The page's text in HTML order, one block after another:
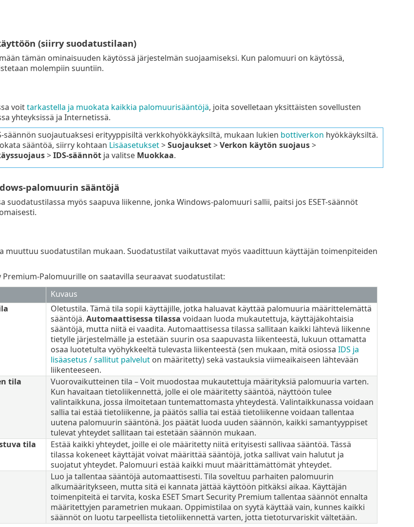
(siirry suodatustilaan)
tämän ominaisuuden käytössä järjestelmän suojaamiseksi. Kun palomuuri on käytössä,
molempiin suuntiin.
voittarkastella ja muokata kaikkia palomuurisääntöjä, joita sovelletaan yksittäisten sovellusten
yhteyksissä ja Internetissä.
säännön suojautuaksesi erityyppisiltä verkkohyökkäyksiltä, mukaan lukien bottiverkon hyökkäyksiltä.
sääntöä, siirry kohtaan Lisäasetukset>Suojaukset>Verkon käytön suojaus>
>IDS-säännötja valitse Muokkaa.
palomuurin sääntöjä
suodatustilassa myös saapuva liikenne, jonka Windows-palomuuri sallii, paitsi jos ESET-säännöt
muuttuu suodatustilan mukaan. Suodatustilat vaikuttavat myös vaadittuun käyttäjän toimenpiteiden
Premium-Palomuurille on saatavilla seuraavat suodatustilat:
Kuvaus
Oletustila. Tämä tila sopii käyttäjille, jotka haluavat käyttää palomuuria määrittelemättä
sääntöjä. Automaattisessa tilassa voidaan luoda mukautettuja, käyttäjäkohtaisia
sääntöjä, mutta niitä ei vaadita. Automaattisessa tilassa sallitaan kaikki lähtevä liikenne
tietylle järjestelmälle ja estetään suurin osa saapuvasta liikenteestä, lukuun ottamatta
osaa luotetulta vyöhykkeeltä tulevasta liikenteestä (sen mukaan, mitä osiossa IDS ja
lisäasetus / sallitut palveluton määritetty) sekä vastauksia viimeaikaiseen lähtevään
liikenteeseen.
tila
Vuorovaikutteinen tila – Voit muodostaa mukautettuja määrityksiä palomuuria varten.
Kun havaitaan tietoliikennettä, jolle ei ole määritetty sääntöä, näyttöön tulee
valintaikkuna, jossa ilmoitetaan tuntemattomasta yhteydestä. Valintaikkunassa voidaan
sallia tai estää tietoliikenne, ja päätös sallia tai estää tietoliikenne voidaan tallentaa
uutena palomuurin sääntönä. Jos päätät luoda uuden säännön, kaikki samantyyppiset
tulevat yhteydet sallitaan tai estetään säännön mukaan.
tila
Estää kaikki yhteydet, joille ei ole määritetty niitä erityisesti sallivaa sääntöä. Tässä
tilassa kokeneet käyttäjät voivat määrittää sääntöjä, jotka sallivat vain halutut ja
suojatut yhteydet. Palomuuri estää kaikki muut määrittämättömät yhteydet.
Luo ja tallentaa sääntöjä automaattisesti. Tila soveltuu parhaiten palomuurin
alkumääritykseen, mutta sitä ei kannata jättää käyttöön pitkäksi aikaa. Käyttäjän
toimenpiteitä ei tarvita, koska ESET Smart Security Premium tallentaa säännöt ennalta
määritettyjen parametrien mukaan. Oppimistilaa on syytä käyttää vain, kunnes kaikki
säännöt on luotu tarpeellista tietoliikennettä varten, jotta tietoturvariskit vältetään.